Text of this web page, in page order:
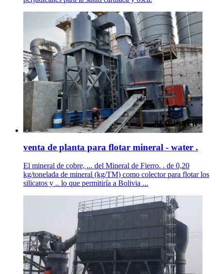
venta de planta para flotar mineral - water .
El mineral de cobre, ... del Mineral de Fierro. . de 0,20
kg/tonelada de mineral (kg/TM) como colector para flotar los
silicatos y .. lo que permitiría a Bolivia ...